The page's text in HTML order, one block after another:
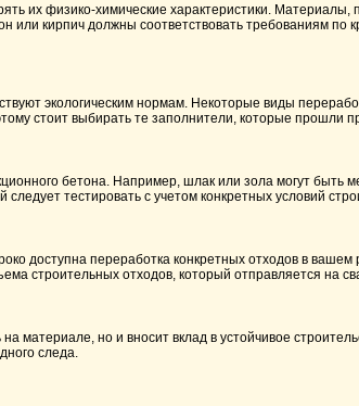
их физико-химические характеристики.
кирпич должны соответствовать требованиям по
экологическим нормам. Некоторые виды
стоит выбирать те заполнители, которые прошли
бетона. Например, шлак или зола могут
тестировать с учетом конкретных условий
доступна переработка конкретных отходов в
строительных отходов, который отправляется на
материале, но и вносит вклад в устойчивое
следа.